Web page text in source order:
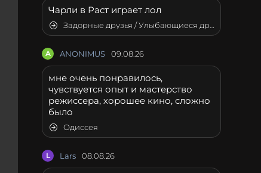
Чарли в Раст играет лол
Задорные друзья / Улыбающиеся друзья
A ANONIMUS 09.08.26
мне очень понравилось,
чувствуется опыт и мастерство
режиссера, хорошее кино, сложно
было
Одиссея
L Lars 08.08.26